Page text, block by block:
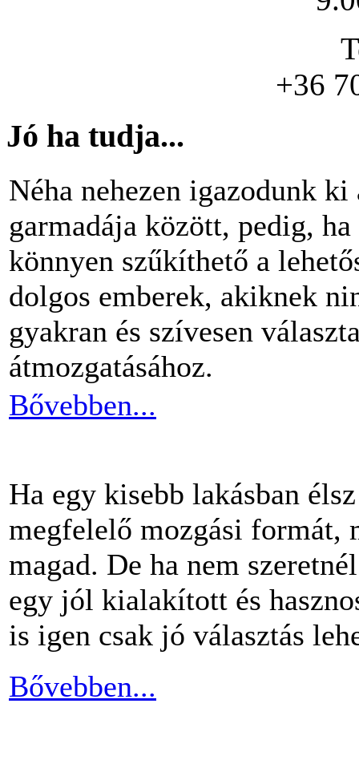
+36
Jó ha tudja...
Néha nehezen igazodunk
garmadája között, pedig,
könnyen szűkíthető a
dolgos emberek, akiknek
gyakran és szívesen
átmozgatásához.
Bővebben...
Ha egy kisebb lakásban
megfelelő mozgási formát,
magad. De ha nem
egy jól kialakított és
is igen csak jó választás
Bővebben...